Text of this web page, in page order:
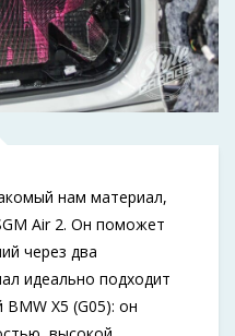
нам материал,
Air 2. Он поможет
через два
идеально подходит
X5 (G05): он